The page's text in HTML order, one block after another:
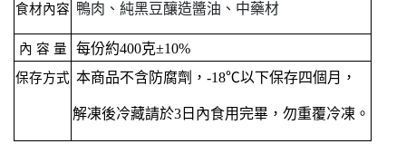
食材內容 鴨肉、純黑豆釀造醬油、中藥材
內 容 量 每份約400克±10%
保存方式 本商品不含防腐劑，-18℃以下保存四個月，
解凍後冷藏請於3日內食用完畢，勿重覆冷凍。